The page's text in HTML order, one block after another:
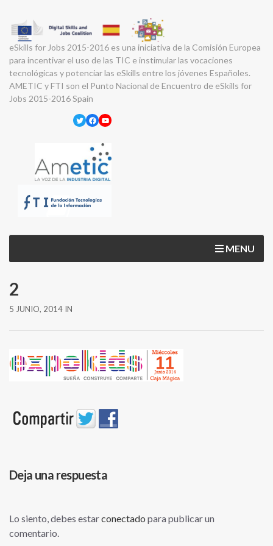
eSkills for Jobs 2015-2016 es una iniciativa de la Comisión Europea
para incentivar el uso de las TIC e instimular las vocaciones
tecnológicas y potenciar las eSkills entre los jóvenes Españoles.
AMETIC y FTI son el Punto Nacional de Encuentro de eSkills for
Jobs 2015-2016 Spain
Twitter
Facebook
YouTube
MENU
2
5 JUNIO, 2014 IN
Deja una respuesta
Lo siento, debes estarconectado para publicar un
comentario.